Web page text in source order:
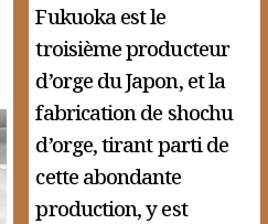
Fukuoka est le
troisième producteur
d’orge du Japon, et la
fabrication de shochu
d’orge, tirant parti de
cette abondante
production, y est